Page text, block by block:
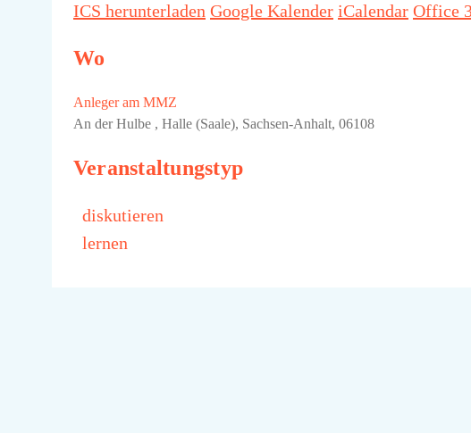
ICS herunterladen Google Kalender iCalendar Office
Wo
Anleger am MMZ
An der Hulbe , Halle (Saale), Sachsen-Anhalt, 06108
Veranstaltungstyp
diskutieren
lernen